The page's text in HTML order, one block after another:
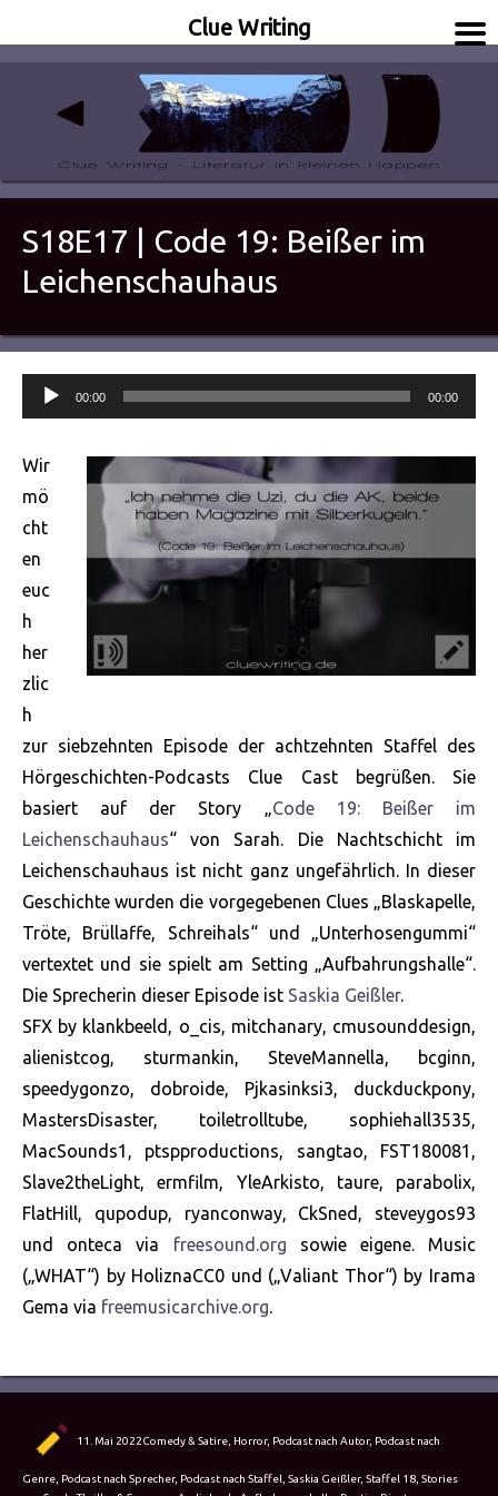
Clue Writing
S18E17 | Code 19: Beißer im
Leichenschauhaus
Audio-
Player
00:00 00:00
Wir
mö
cht
en
euc
h
her
zlic
h
zur siebzehnten Episode der achtzehnten Staffel des
Hörgeschichten-Podcasts Clue Cast begrüßen. Sie
basiert auf der Story „Code 19: Beißer im
Leichenschauhaus“ von Sarah. Die Nachtschicht im
Leichenschauhaus ist nicht ganz ungefährlich. In dieser
Geschichte wurden die vorgegebenen Clues „Blaskapelle,
Tröte, Brüllaffe, Schreihals“ und „Unterhosengummi“
vertextet und sie spielt am Setting „Aufbahrungshalle“.
Die Sprecherin dieser Episode ist Saskia Geißler.
SFX by klankbeeld, o_cis, mitchanary, cmusounddesign,
alienistcog, sturmankin, SteveMannella, bcginn,
speedygonzo, dobroide, Pjkasinksi3, duckduckpony,
MastersDisaster, toiletrolltube, sophiehall3535,
MacSounds1, ptspproductions, sangtao, FST180081,
Slave2theLight, ermfilm, YleArkisto, taure, parabolix,
FlatHill, qupodup, ryanconway, CkSned, steveygos93
und onteca via freesound.org sowie eigene. Music
(„WHAT“) by HoliznaCC0 und („Valiant Thor“) by Irama
Gema via freemusicarchive.org.
am
11. Mai 2022Comedy & Satire, Horror, Podcast nach Autor, Podcast nach
Genre, Podcast nach Sprecher, Podcast nach Staffel, Saskia Geißler, Staffel 18, Stories
Clue Writing